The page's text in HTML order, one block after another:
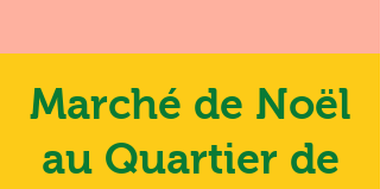
Marché de Noël
au Quartier de